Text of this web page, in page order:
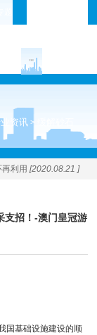
资讯 >
利用 [2020.08.21 ]
支招！-澳门皇冠游
国基础设施建设的顺